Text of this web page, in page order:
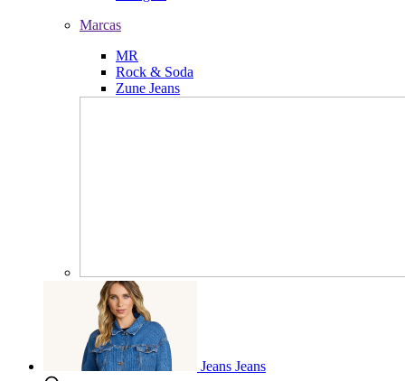
Marcas
MR
Rock & Soda
Zune Jeans
Jeans Jeans